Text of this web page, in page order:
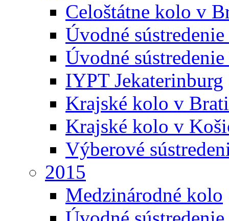
Celoštátne kolo v
Úvodné
Úvodné
IYPT Jekaterinburg
Krajské kolo v
Krajské kolo v
Výberové
2015
Medzinárodné kolo